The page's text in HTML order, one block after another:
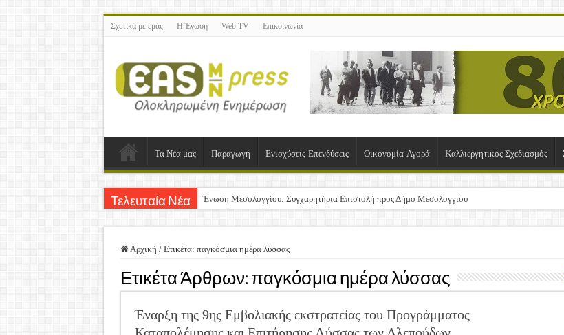
Σχετικά με εμάς Η Ένωση Web TV Επικοινωνία
Τα Νέα μας Παραγωγή Ενισχύσεις-Επενδύσεις Οικονομία-Αγορά Καλλιεργητικός Σχεδιασμός
Τελευταία Νέα Ένωση Μεσολογγίου: Συγχαρητήρια Επιστολή προς Δήμο Μεσολογγίου
Ανακοίνωση: Επιστροφή ΦΠΑ
Καλά Χριστούγεννα! Καλή Χρονιά!
Tακτική Γενική Συνέλευση του Αγροτικού Συνεταιρισμού Μεσολογγίου-Ναυπακτίας ”Η Ένωση”
Αρχική / Ετικέτα: παγκόσμια ημέρα λύσσας
Ετικέτα Άρθρων: παγκόσμια ημέρα λύσσας
Έναρξη της 9ης Εμβολιακής εκστρατείας του Προγράμματος